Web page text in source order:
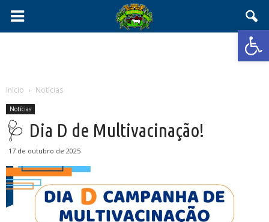
Abrir
Inicio Notícias
Notícias
🩺 Dia D de Multivacinação!
17 de outubro de 2025